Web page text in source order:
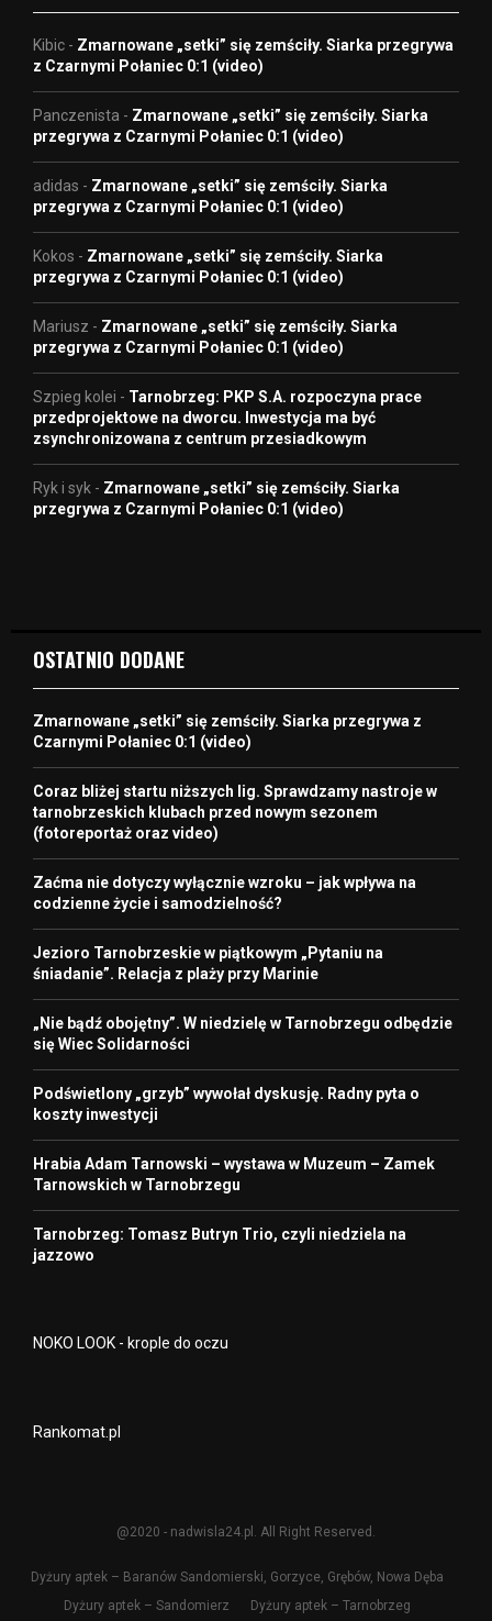
Kibic - Zmarnowane „setki” się zemściły. Siarka przegrywa
z Czarnymi Połaniec 0:1 (video)
Panczenista - Zmarnowane „setki” się zemściły. Siarka
przegrywa z Czarnymi Połaniec 0:1 (video)
adidas - Zmarnowane „setki” się zemściły. Siarka
przegrywa z Czarnymi Połaniec 0:1 (video)
Kokos - Zmarnowane „setki” się zemściły. Siarka
przegrywa z Czarnymi Połaniec 0:1 (video)
Mariusz - Zmarnowane „setki” się zemściły. Siarka
przegrywa z Czarnymi Połaniec 0:1 (video)
Szpieg kolei - Tarnobrzeg: PKP S.A. rozpoczyna prace
przedprojektowe na dworcu. Inwestycja ma być
zsynchronizowana z centrum przesiadkowym
Ryk i syk - Zmarnowane „setki” się zemściły. Siarka
przegrywa z Czarnymi Połaniec 0:1 (video)
OSTATNIO DODANE
Zmarnowane „setki” się zemściły. Siarka przegrywa z
Czarnymi Połaniec 0:1 (video)
Coraz bliżej startu niższych lig. Sprawdzamy nastroje w
tarnobrzeskich klubach przed nowym sezonem
(fotoreportaż oraz video)
Zaćma nie dotyczy wyłącznie wzroku – jak wpływa na
codzienne życie i samodzielność?
Jezioro Tarnobrzeskie w piątkowym „Pytaniu na
śniadanie”. Relacja z plaży przy Marinie
„Nie bądź obojętny”. W niedzielę w Tarnobrzegu odbędzie
się Wiec Solidarności
Podświetlony „grzyb” wywołał dyskusję. Radny pyta o
koszty inwestycji
Hrabia Adam Tarnowski – wystawa w Muzeum – Zamek
Tarnowskich w Tarnobrzegu
Tarnobrzeg: Tomasz Butryn Trio, czyli niedziela na
jazzowo
NOKO LOOK - krople do oczu
Rankomat.pl
@2020 - nadwisla24.pl. All Right Reserved.
Dyżury aptek – Baranów Sandomierski, Gorzyce, Grębów, Nowa Dęba
Dyżury aptek – Sandomierz
Dyżury aptek – Tarnobrzeg